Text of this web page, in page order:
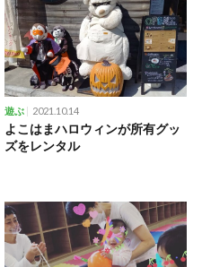
遊ぶ 2021.10.14
よこはまハロウィンが所有グッ
ズをレンタル